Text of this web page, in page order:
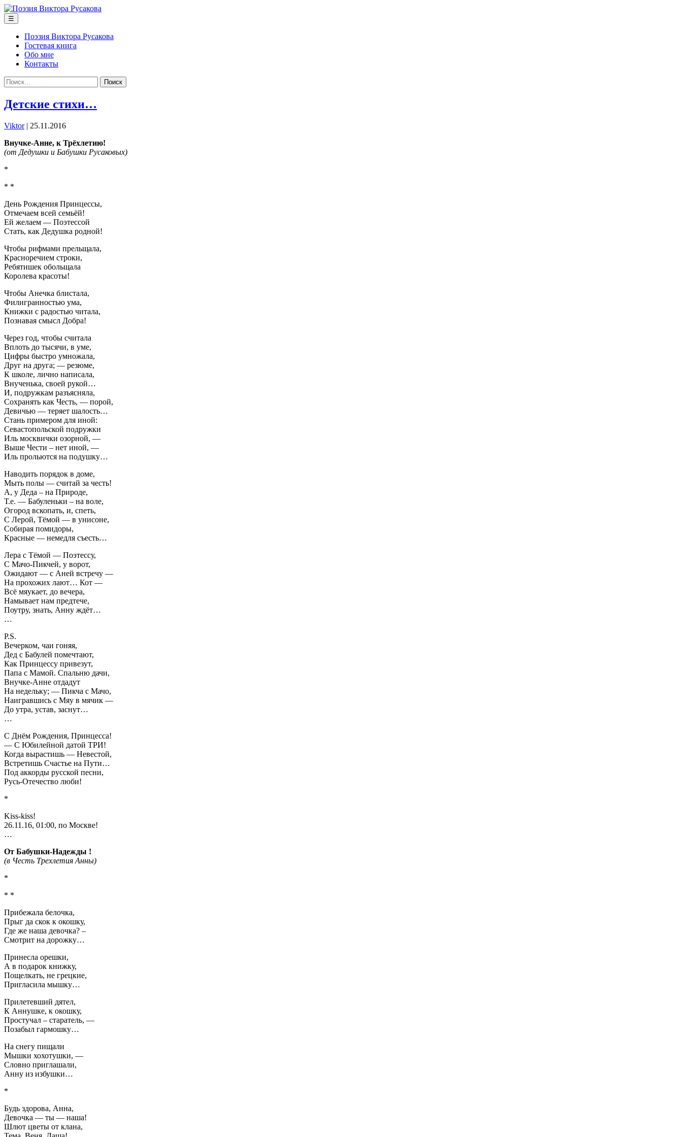
Перейти
к
содержимому
☰
Поэзия Виктора Русакова
Гостевая книга
Обо мне
Контакты
Найти:
Детские стихи…
Viktor | 25.11.2016
Внучке-Анне, к Трёхлетию!
(от Дедушки и Бабушки Русаковых)
*
* *
День Рождения Принцессы,
Отмечаем всей семьёй!
Ей желаем — Поэтессой
Стать, как Дедушка родной!
Чтобы рифмами прельщала,
Красноречием строки,
Ребятишек обольщала
Королева красоты!
Чтобы Анечка блистала,
Филигранностью ума,
Книжки с радостью читала,
Познавая смысл Добра!
Через год, чтобы считала
Вплоть до тысячи, в уме,
Цифры быстро умножала,
Друг на друга; — резюме,
К школе, лично написала,
Внученька, своей рукой…
И, подружкам разъясняла,
Сохранять как Честь, — порой,
Девичью — теряет шалость…
Стань примером для иной:
Севастопольской подружки
Иль москвички озорной, —
Выше Чести – нет иной, —
Иль прольются на подушку…
Наводить порядок в доме,
Мыть полы — считай за честь!
А, у Деда – на Природе,
Т.е. — Бабуленьки – на воле,
Огород вскопать, и, спеть,
С Лерой, Тёмой — в унисоне,
Собирая помидоры,
Красные — немедля съесть…
Лера с Тёмой — Поэтессу,
С Мачо-Пикчей, у ворот,
Ожидают — с Аней встречу —
На прохожих лают… Кот —
Всё мяукает, до вечера,
Намывает нам предтече,
Поутру, знать, Анну ждёт…
…
P.S.
Вечерком, чаи гоняя,
Дед с Бабулей помечтают,
Как Принцессу привезут,
Папа с Мамой. Спальню дачи,
Внучке-Анне отдадут
На недельку; — Пикча с Мачо,
Наигравшись с Мяу в мячик —
До утра, устав, заснут…
…
С Днём Рождения, Принцесса!
— С Юбилейной датой ТРИ!
Когда вырастишь — Невестой,
Встретишь Счастье на Пути…
Под аккорды русской песни,
Русь-Отечество люби!
*
Kiss-kiss!
26.11.16, 01:00, по Москве!
…
От Бабушки-Надежды !
(в Честь Трехлетия Анны)
*
* *
Прибежала белочка,
Прыг да скок к окошку,
Где же наша девочка? –
Смотрит на дорожку…
Принесла орешки,
А в подарок книжку,
Пощелкать, не грецкие,
Пригласила мышку…
Прилетевший дятел,
К Аннушке, к окошку,
Простучал – старатель, —
Позабыл гармошку…
На снегу пищали
Мышки хохотушки, —
Словно приглашали,
Анну из избушки…
*
Будь здорова, Анна,
Девочка — ты — наша!
Шлют цветы от клана,